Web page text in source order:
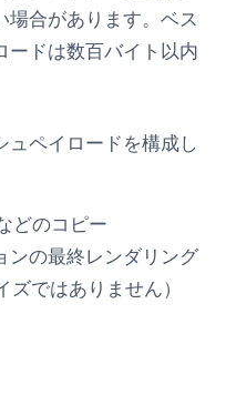
場合があります。ベス
ードは数百バイト以内
ュペイロードを構成し
どのコピー
ンの最終レンダリング
ではありません）